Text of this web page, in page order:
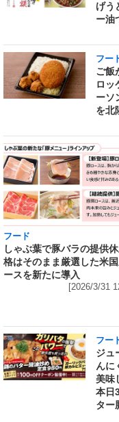
げう
ー油
フー
ご飯
ロッ
ーソ
を北
フード
しゃぶ葉で豚バラの提供
格はそのまま厳選した米
ースを新たに導入
[2026/3/31
フー
ジュ
んに
美味
本日
ター